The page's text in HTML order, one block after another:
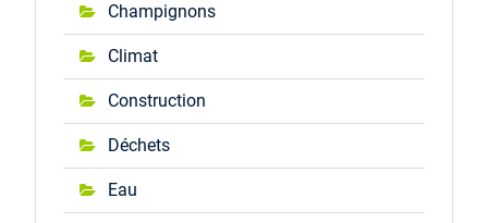
Champignons
Climat
Construction
Déchets
Eau